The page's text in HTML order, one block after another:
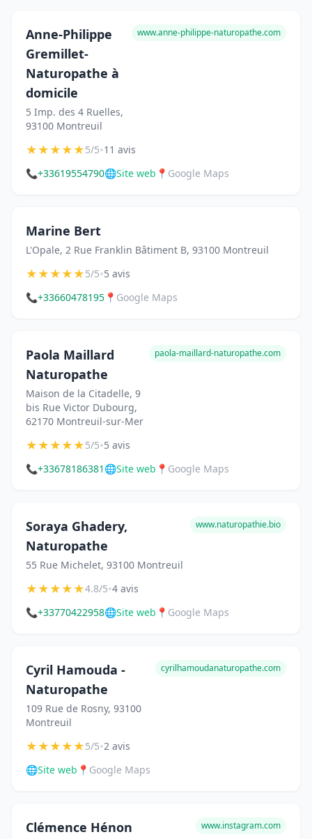
Anne-Philippe
Gremillet-
Naturopathe à
domicile
5 Imp. des 4 Ruelles,
93100 Montreuil
www.anne-philippe-naturopathe.com
★★★★★5/5•11 avis
📞+33619554790🌐Site web 📍 Google Maps
Marine Bert
L'Opale, 2 Rue Franklin Bâtiment B, 93100 Montreuil
★★★★★5/5•5 avis
📞+33660478195 📍 Google Maps
Paola Maillard
Naturopathe
Maison de la Citadelle, 9
bis Rue Victor Dubourg,
62170 Montreuil-sur-Mer
paola-maillard-naturopathe.com
★★★★★5/5•5 avis
📞+33678186381 🌐Site web 📍 Google Maps
Soraya Ghadery,
Naturopathe
55 Rue Michelet, 93100 Montreuil
www.naturopathie.bio
★★★★★4.8/5•4 avis
📞+33770422958🌐Site web 📍 Google Maps
Cyril Hamouda -
Naturopathe
109 Rue de Rosny, 93100
Montreuil
cyrilhamoudanaturopathe.com
★★★★★5/5•2 avis
🌐Site web 📍 Google Maps
Clémence Hénon
www.instagram.com